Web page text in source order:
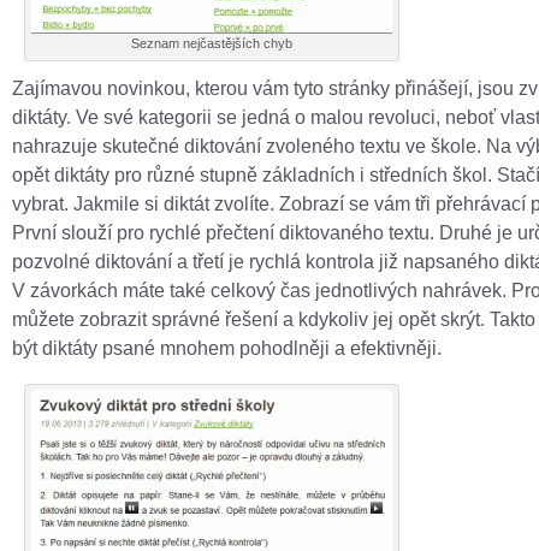
Seznam nejčastějších chyb
Zajímavou novinkou, kterou vám tyto stránky přinášejí, jsou
diktáty. Ve své kategorii se jedná o malou revoluci, neboť
nahrazuje skutečné diktování zvoleného textu ve škole. Na
opět diktáty pro různé stupně základních i středních škol.
vybrat. Jakmile si diktát zvolíte. Zobrazí se vám tři přehrávací
První slouží pro rychlé přečtení diktovaného textu. Druhé je
pozvolné diktování a třetí je rychlá kontrola již napsaného
V závorkách máte také celkový čas jednotlivých nahrávek.
můžete zobrazit správné řešení a kdykoliv jej opět skrýt.
být diktáty psané mnohem pohodlněji a efektivněji.